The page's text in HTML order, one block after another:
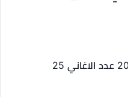
عدد الاغاني 25